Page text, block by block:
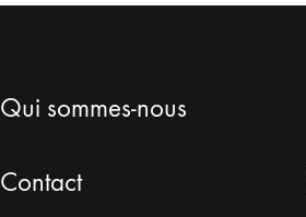
Qui sommes-nous
Contact